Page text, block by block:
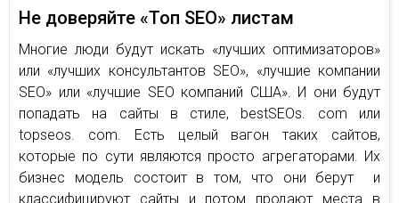
Не доверяйте «Топ SEO» листам
Многие люди будут искать «лучших оптимизаторов»
или «лучших консультантов SEO», «лучшие компании
SEO» или «лучшие SEO компаний США». И они будут
попадать на сайты в стиле, bestSEOs. com или
topseos. com. Есть целый вагон таких сайтов,
которые по сути являются просто агрегаторами. Их
бизнес модель состоит в том, что они берут и
классифицируют сайты и потом продают места в